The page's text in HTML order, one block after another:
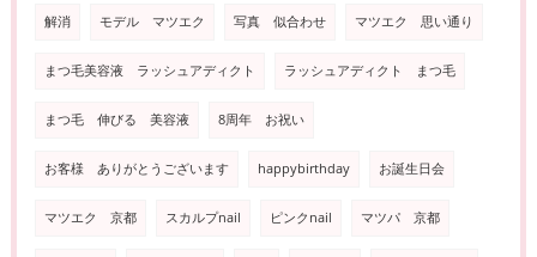
解消 モデル マツエク 写真 似合わせ マツエク 思い通り
まつ毛美容液 ラッシュアディクト ラッシュアディクト まつ毛
まつ毛 伸びる 美容液 8周年 お祝い
お客様 ありがとうございます happybirthday お誕生日会
マツエク 京都 スカルプnail ピンクnail マツパ 京都